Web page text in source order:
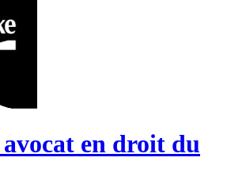
en droit du